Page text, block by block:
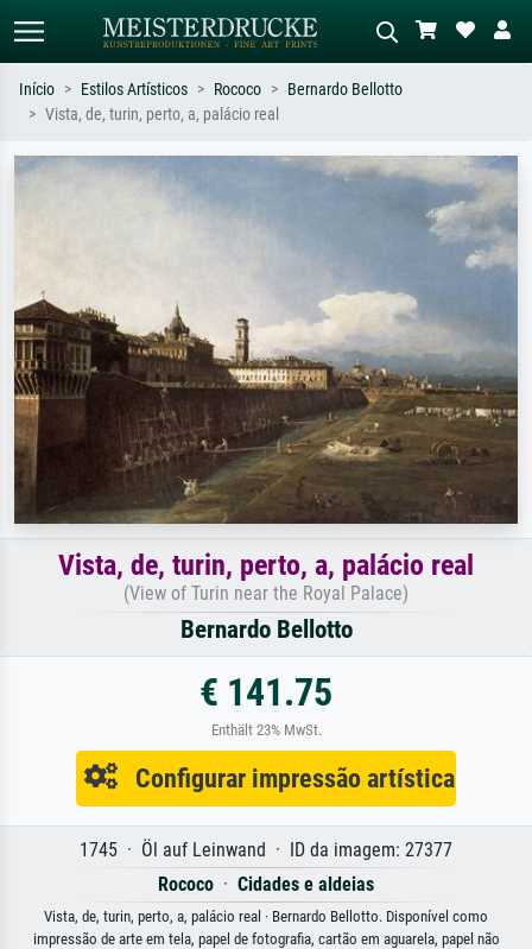
Pesquise por artista, título ou estilo –
ex: Monet, Noite Estrelada,
impressionismo, onda de Hokusai, nu.
Descreva a cena – ex: prado verde,
abstrato com muito vermelho, pintura
a óleo escura, nu em pé ao lado de
Início Estilos Artísticos Rococo
Bernardo Bellotto
Vista, de, turin, perto, a, palácio real
Vista, de, turin, perto, a, palácio real
(View of Turin near the Royal Palace)
Bernardo Bellotto
€ 141.75
Enthält 23% MwSt.
Configurar impressão artística
1745 · Öl auf Leinwand · ID da imagem: 27377
Rococo · Cidades e aldeias
Vista, de, turin, perto, a, palácio real · Bernardo Bellotto. Disponível como
impressão de arte em tela, papel de fotografia, cartão em aguarela, papel não